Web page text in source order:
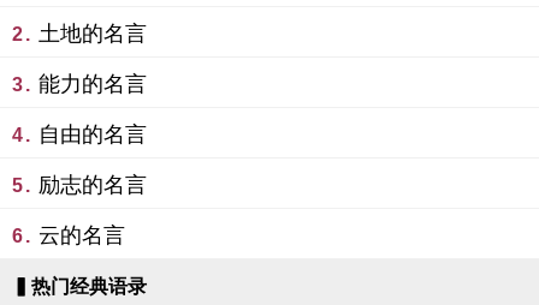
2. 土地的名言
3. 能力的名言
4. 自由的名言
5. 励志的名言
6. 云的名言
▍热门经典语录